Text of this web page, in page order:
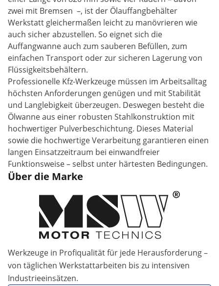
zwei mit Bremsen –, ist der Ölauffangbehälter
Werkstatt gleichermaßen leicht zu manövrieren wie
auch sicher abzustellen. So eignet sich die
Auffangwanne auch zum sauberen Befüllen, zum
einfachen Transport oder zur sicheren Lagerung von
Flüssigkeitsbehältern.
Professionelle Kfz-Werkzeuge müssen im Arbeitsalltag
höchsten Anforderungen genügen und mit Stabilität
und Langlebigkeit überzeugen. Deswegen besteht die
Ölwanne aus einer robusten Stahlkonstruktion mit
hochwertiger Pulverbeschichtung. Dieses Material
sowie die hochwertige Verarbeitung garantieren einen
langen Einsatzzeitraum bei einwandfreier
Funktionsweise – selbst unter härtesten Bedingungen.
Über die Marke
Werkzeuge in Profiqualität für jede Herausforderung –
von täglichen Werkstattarbeiten bis zu intensiven
Industrieeinsätzen.